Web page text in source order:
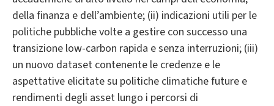
della finanza e dell’ambiente; (ii) indicazioni utili per le
politiche pubbliche volte a gestire con successo una
transizione low-carbon rapida e senza interruzioni; (iii)
un nuovo dataset contenente le credenze e le
aspettative elicitate su politiche climatiche future e
rendimenti degli asset lungo i percorsi di